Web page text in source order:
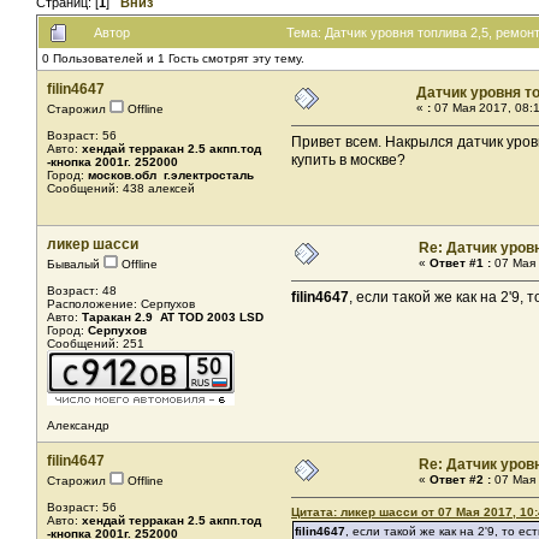
Страниц: [ 1 Вниз
Автор Тема: Датчик уровня топлива 2,5,
0 Пользователей и 1 Гость смотрят эту тему.
filin4647
Старожил
Offline
Возраст: 56
Авто: хендай терракан 2.5 акпп.тод
-кнопка 2001г. 252000
Город: москов.обл г.электросталь
Сообщений: 438 алексей
Датчик уровня
« : 07 Мая 2017,
Привет всем. Накрылся датчик
купить в москве?
ликер шасси
Бывалый
Offline
Возраст: 48
Расположение: Серпухов
Авто: Таракан 2.9 AT TOD 2003 LSD
Город: Серпухов
Сообщений: 251
Александр
Re: Датчик
« Ответ #1 : 07 Мая
filin4647, если такой же как на 2'9,
filin4647
Старожил
Offline
Возраст: 56
Авто: хендай терракан 2.5 акпп.тод
-кнопка 2001г. 252000
Re: Датчик
« Ответ #2 : 07 Мая
Цитата: ликер шасси от 07 Мая 2017,
filin4647, если такой же как на 2'9, то